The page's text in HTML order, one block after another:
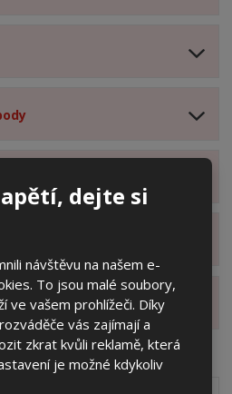
dejte si
návštěvu na našem e-
To jsou malé soubory,
ve vašem prohlížeči. Díky
vás zajímají a
zkrat kvůli reklamě, která
je možné kdykoliv